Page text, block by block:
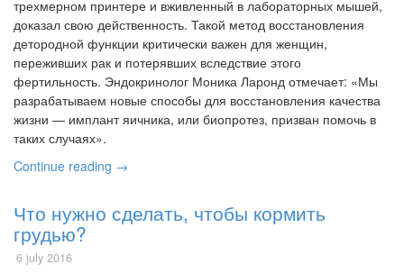
трехмерном принтере и вживленный в лабораторных мышей,
доказал свою действенность. Такой метод восстановления
детородной функции критически важен для женщин,
переживших рак и потерявших вследствие этого
фертильность. Эндокринолог Моника Ларонд отмечает: «Мы
разрабатываем новые способы для восстановления качества
жизни — имплант яичника, или биопротез, призван помочь в
таких случаях».
Continue reading →
Что нужно сделать, чтобы кормить
грудью?
6 july 2016